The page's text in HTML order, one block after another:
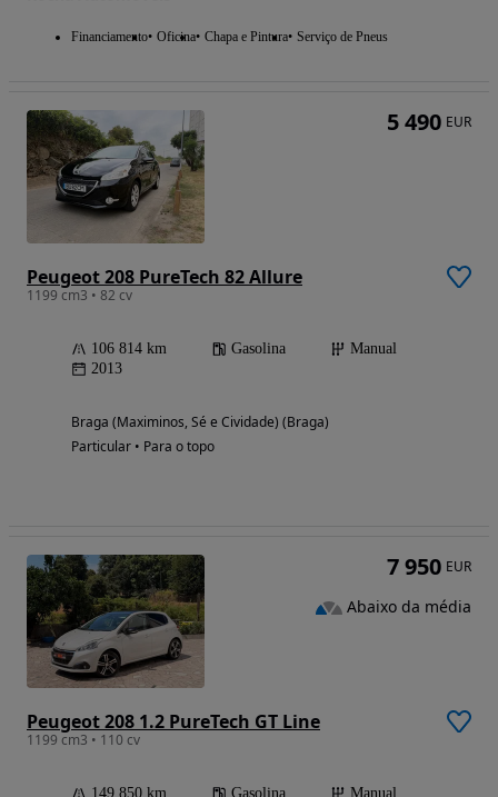
Financiamento Oficina Chapa e Pintura Serviço de Pneus
Peugeot 208 PureTech 82 Allure
1199 cm3 • 82 cv
106 814 km Gasolina
Manual
2013
Braga (Maximinos, Sé e Cividade) (Braga)
Particular • Para o topo
5 490 EUR
Peugeot 208 1.2 PureTech GT Line
1199 cm3 • 110 cv
149 850 km Gasolina Manual
7 950 EUR
Abaixo da média